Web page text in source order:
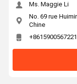
Ms. Maggie Li
No. 69 rue
Chine
+8615900567221